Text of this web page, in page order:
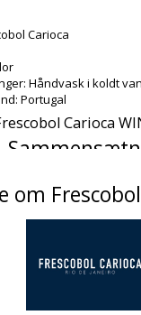
Carioca
Håndvask i koldt
Portugal
Carioca
13% Lastol
1 x Bermuda (Andre
om